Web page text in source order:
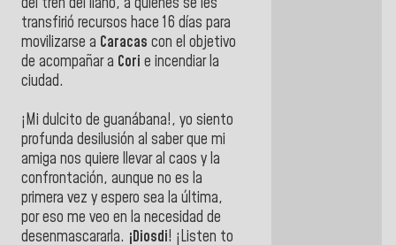
transfirió recursos hace 16 días para
movilizarse a Caracas con el objetivo
de acompañar a Cori e incendiar la
ciudad.
¡Mi dulcito de guanábana!, yo siento
profunda desilusión al saber que mi
amiga nos quiere llevar al caos y la
confrontación, aunque no es la
primera vez y espero sea la última,
por eso me veo en la necesidad de
desenmascararla. ¡Diosdi! ¡Listen to